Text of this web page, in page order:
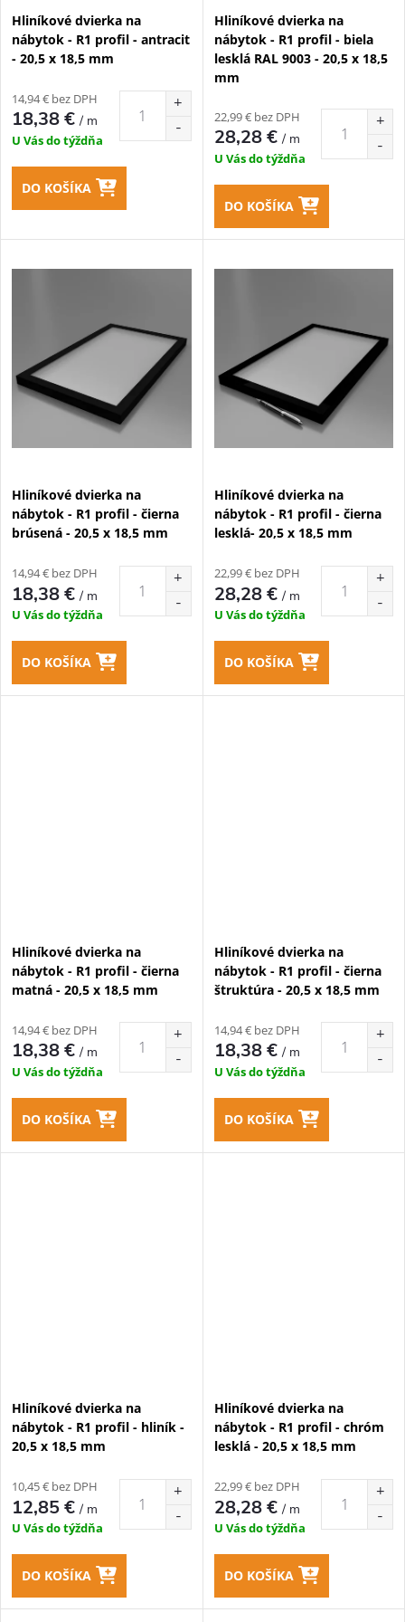
p
o
d
u
k
v
p
r
o
d
u
k
t
v
Hliníkové dvierka na
nábytok - R1 profil - antracit
- 20,5 x 18,5 mm
14,94 € bez DPH
18,38 €/ m
U Vás do týždňa
DO KOŠÍKA
Hliníkové dvierka na
nábytok - R1 profil - biela
lesklá RAL 9003 - 20,5 x 18,5
mm
22,99 € bez DPH
28,28 €/ m
U Vás do týždňa
DO KOŠÍKA
Hliníkové dvierka na
nábytok - R1 profil - čierna
brúsená - 20,5 x 18,5 mm
14,94 € bez DPH
18,38 €/ m
U Vás do týždňa
DO KOŠÍKA
Hliníkové dvierka na
nábytok - R1 profil - čierna
lesklá- 20,5 x 18,5 mm
22,99 € bez DPH
28,28 €/ m
U Vás do týždňa
DO KOŠÍKA
Hliníkové dvierka na
nábytok - R1 profil - čierna
matná - 20,5 x 18,5 mm
14,94 € bez DPH
18,38 €/ m
U Vás do týždňa
DO KOŠÍKA
Hliníkové dvierka na
nábytok - R1 profil - čierna
štruktúra - 20,5 x 18,5 mm
14,94 € bez DPH
18,38 €/ m
U Vás do týždňa
DO KOŠÍKA
Hliníkové dvierka na
nábytok - R1 profil - hliník -
20,5 x 18,5 mm
10,45 € bez DPH
12,85 €/ m
U Vás do týždňa
DO KOŠÍKA
Hliníkové dvierka na
nábytok - R1 profil - chróm
lesklá - 20,5 x 18,5 mm
22,99 € bez DPH
28,28 €/ m
U Vás do týždňa
DO KOŠÍKA